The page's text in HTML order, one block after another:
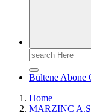
Search
for:
Bültene Abone
Home
MARZINC